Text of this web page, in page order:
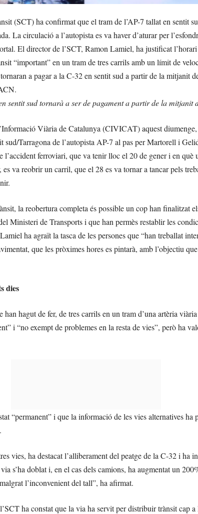
(SCT) ha confirmat que el tram de l’AP-7 tallat en sentit
La circulació a l’autopista es va haver d’aturar per
El director de l’SCT, Ramon Lamiel, ha justificat l’horari
“important” en un tram de tres carrils amb un límit de
a pagar a la C-32 en sentit sud a partir de la mitjanit
sentit sud tornarà a ser de pagament a partir de la mitjanit
Viària de Catalunya (CIVICAT) aquest
sud/Tarragona de l’autopista AP-7 al pas per Martorell i
l’accident ferroviari, que va tenir lloc el 20 de gener i en
va reobrir un carril, que el 28 es va tornar a tancar pels
la reobertura completa és possible un cop han finalitzat
Ministeri de Transports i que han permès restablir les
ha agraït la tasca de les persones que “han treballat
que les pròximes hores es pintarà, amb l’objectiu
dies
hagut de fer, de tres carrils en un tram d’una artèria
i “no exempt de problemes en la resta de vies”, però ha
“permanent” i que la informació de les vies alternatives ha
vies, ha destacat l’alliberament del peatge de la C-32 i ha
s’ha doblat i, en el cas dels camions, ha augmentat un
l’inconvenient del tall”, ha afirmat.
ha constat que la via ha servit per distribuir trànsit cap